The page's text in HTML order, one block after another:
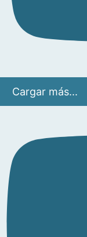
Cargar más...